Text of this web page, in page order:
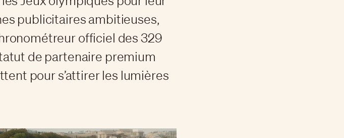
publicitaires ambitieuses,
officiel des 329
de partenaire premium
pour s’attirer les lumières